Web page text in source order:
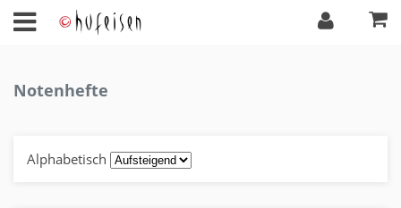
Notenhefte
Alphabetisch